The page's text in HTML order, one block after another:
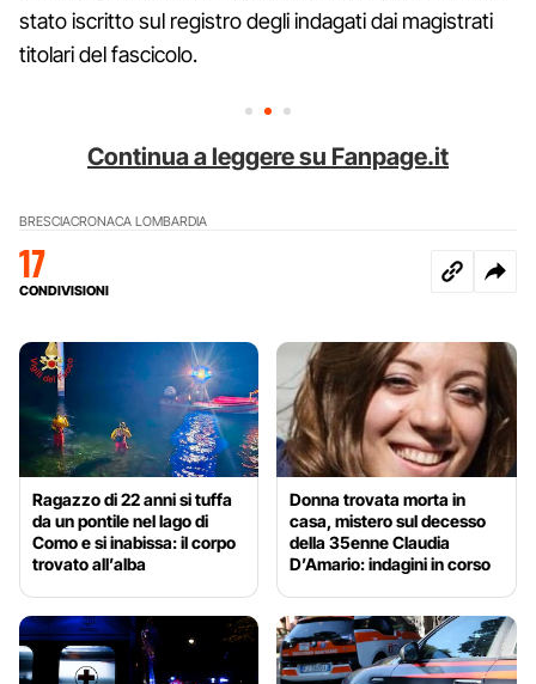
stato iscritto sul registro degli indagati dai magistrati
titolari del fascicolo.
Continua a leggere su Fanpage.it
BRESCIACRONACA LOMBARDIA
17
CONDIVISIONI
Ragazzo di 22 anni si tuffa
da un pontile nel lago di
Como e si inabissa: il corpo
trovato all’alba
Donna trovata morta in
casa, mistero sul decesso
della 35enne Claudia
D’Amario: indagini in corso